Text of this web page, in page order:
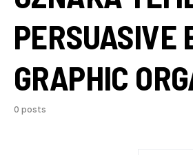
PERSUASIVE
GRAPHIC
0 posts